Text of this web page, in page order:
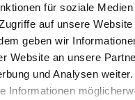
für soziale Medien
auf unsere
geben wir
Website an unsere
und Analysen
Informationen
pinseln schon an der
so schnell wie möglich
Zwischenzeit unseren
Sie sich inspirieren.
ZUM ONLINE-SHOP